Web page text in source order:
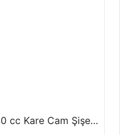
40 cc Kare Cam Şişe (50-ADET)